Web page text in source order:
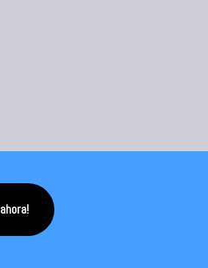
¡Suscríbete ahora!